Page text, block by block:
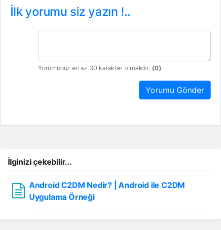
İlk yorumu siz yazın !..
Yorumunuz en az 30 karakter olmalıdır. (0)
Yorumu Gönder
İlginizi çekebilir...
Android C2DM Nedir? | Android ile C2DM
Uygulama Örneği